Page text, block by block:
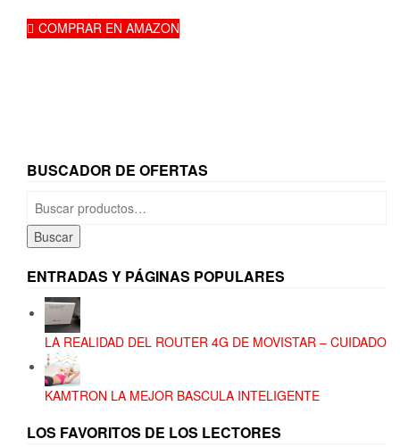
COMPRAR EN AMAZON
BUSCADOR DE OFERTAS
por:
Buscar
ENTRADAS Y PÁGINAS POPULARES
LA REALIDAD DEL ROUTER 4G DE MOVISTAR – CUIDADO
KAMTRON LA MEJOR BASCULA INTELIGENTE
LOS FAVORITOS DE LOS LECTORES